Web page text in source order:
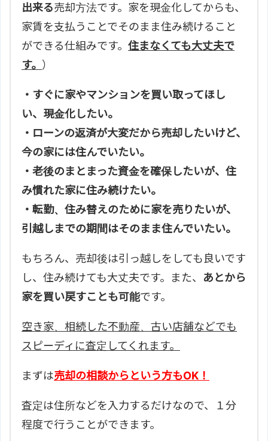
出来る売却方法です。家を現金化してからも、
家賃を支払うことでそのまま住み続けること
ができる仕組みです。 住まなくても大丈夫で
す。 ）
・すぐに家やマンションを買い取ってほし
い、現金化したい。
・ローンの返済が大変だから売却したいけど、
今の家には住んでいたい。
・老後のまとまった資金を確保したいが、住
み慣れた家に住み続けたい。
・転勤、住み替えのために家を売りたいが、
引越しまでの期間はそのまま住んでいたい。
もちろん、売却後は引っ越しをしても良いです
し、住み続けても大丈夫です。また、 あとから
家を買い戻すことも可能です。
空き家、相続した不動産、古い店舗などでも
スピーディに査定してくれます。
まずは売却の相談からという方もOK！
査定は住所などを入力するだけなので、１分
程度で行うことができます。